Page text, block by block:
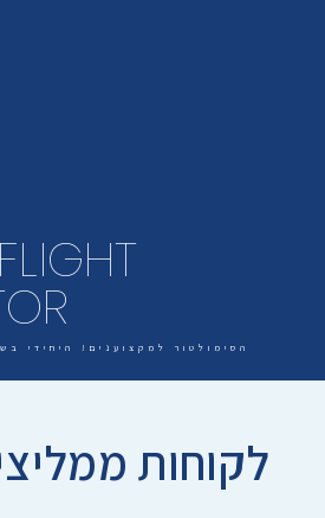
הסימולטור למקצוענים! היחידי
לקוחות